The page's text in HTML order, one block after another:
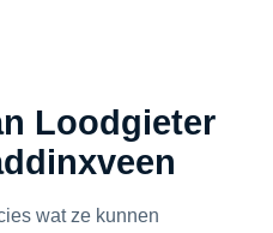
Loodgieter
wat ze kunnen